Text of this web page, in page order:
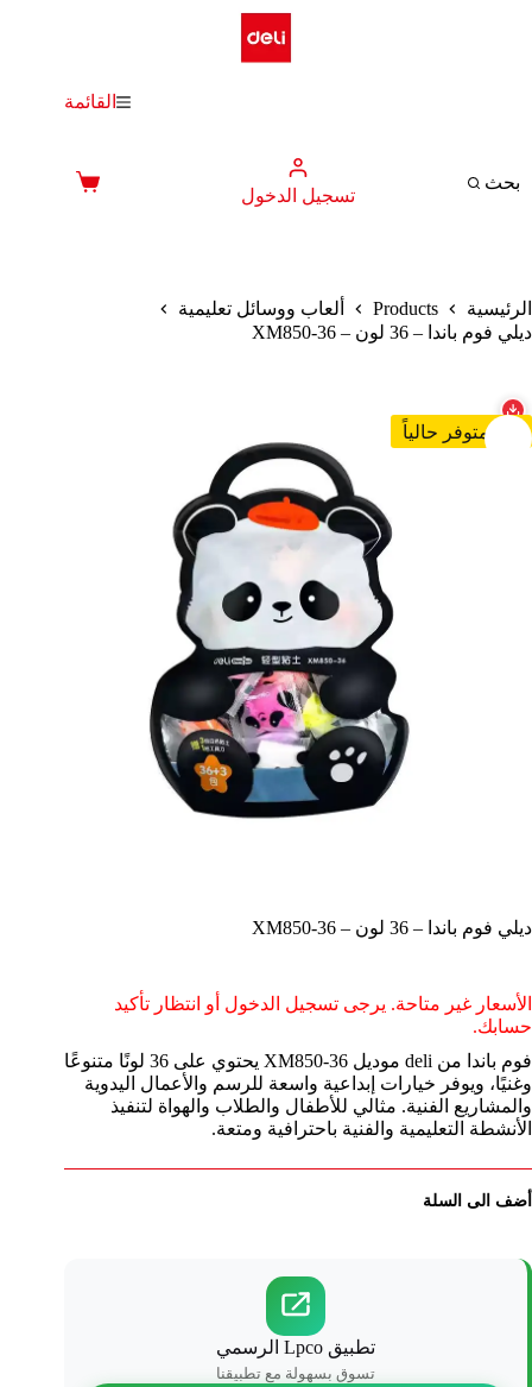
القائمة
بحث
تسجيل الدخول
عربة
الرئيسية Products
ألعاب ووسائل تعليمية
ديلي فوم باندا – 36 لون – XM850-36
غير متوفر حالياً
ديلي فوم باندا – 36 لون – XM850-36
الأسعار غير متاحة. يرجى تسجيل الدخول أو انتظار تأكيد
حسابك.
فوم باندا من deli موديل XM850-36 يحتوي على 36 لونًا متنوعًا
وغنيًا، ويوفر خيارات إبداعية واسعة للرسم والأعمال اليدوية
والمشاريع الفنية. مثالي للأطفال والطلاب والهواة لتنفيذ
الأنشطة التعليمية والفنية باحترافية ومتعة.
أضف الى السلة
تطبيق Lpco الرسمي
تسوق بسهولة مع تطبيقنا